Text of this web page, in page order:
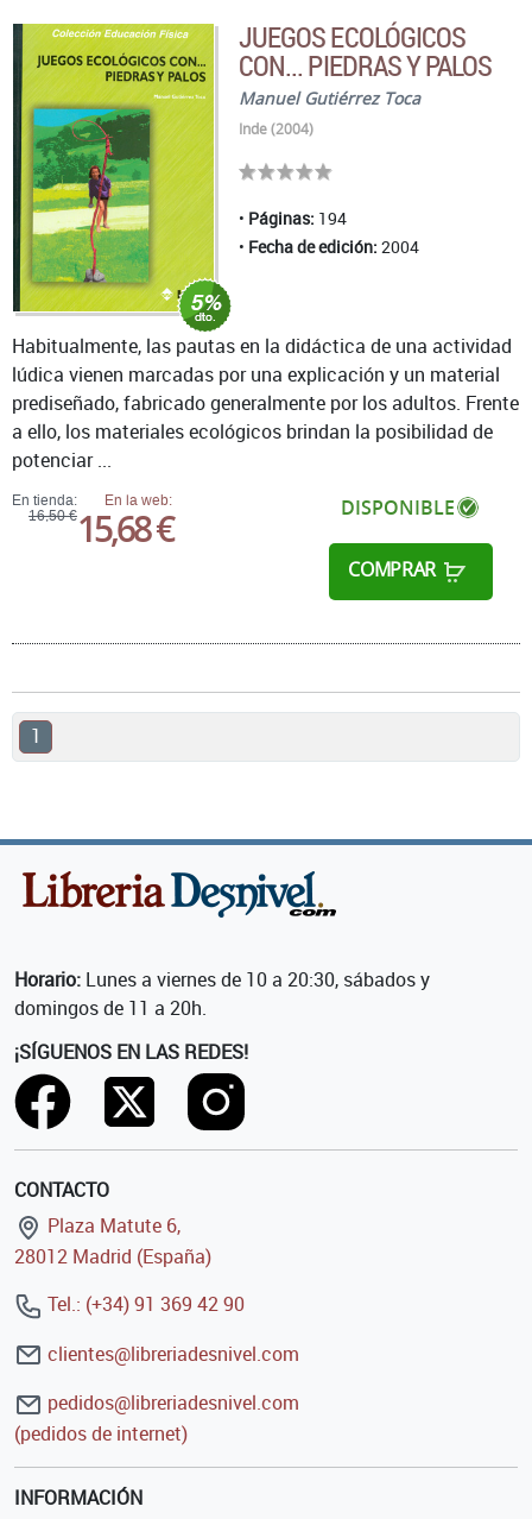
JUEGOS ECOLÓGICOS
CON... PIEDRAS Y PALOS
Manuel Gutiérrez Toca
Inde (2004)
Páginas: 194
Fecha de edición: 2004
En tienda:
16,50 €
En la web:
15,68 € DISPONIBLE
COMPRAR
Habitualmente, las pautas en la didáctica de una actividad
lúdica vienen marcadas por una explicación y un material
prediseñado, fabricado generalmente por los adultos. Frente
a ello, los materiales ecológicos brindan la posibilidad de
potenciar ...
1
Horario: Lunes a viernes de 10 a 20:30, sábados y
domingos de 11 a 20h.
¡SÍGUENOS EN LAS REDES!
CONTACTO
Plaza Matute 6,
28012 Madrid (España)
Tel.: (+34) 91 369 42 90
clientes@libreriadesnivel.com
pedidos@libreriadesnivel.com
(pedidos de internet)
INFORMACIÓN